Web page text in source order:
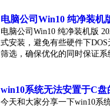
电脑公司Win10 纯净装机
电脑公司Win10 纯净装机版
式安装，避免有些硬件下
筛选，确保优化的同时保证系
win10系统无法安置于C盘
今天和大家分享一下win10系